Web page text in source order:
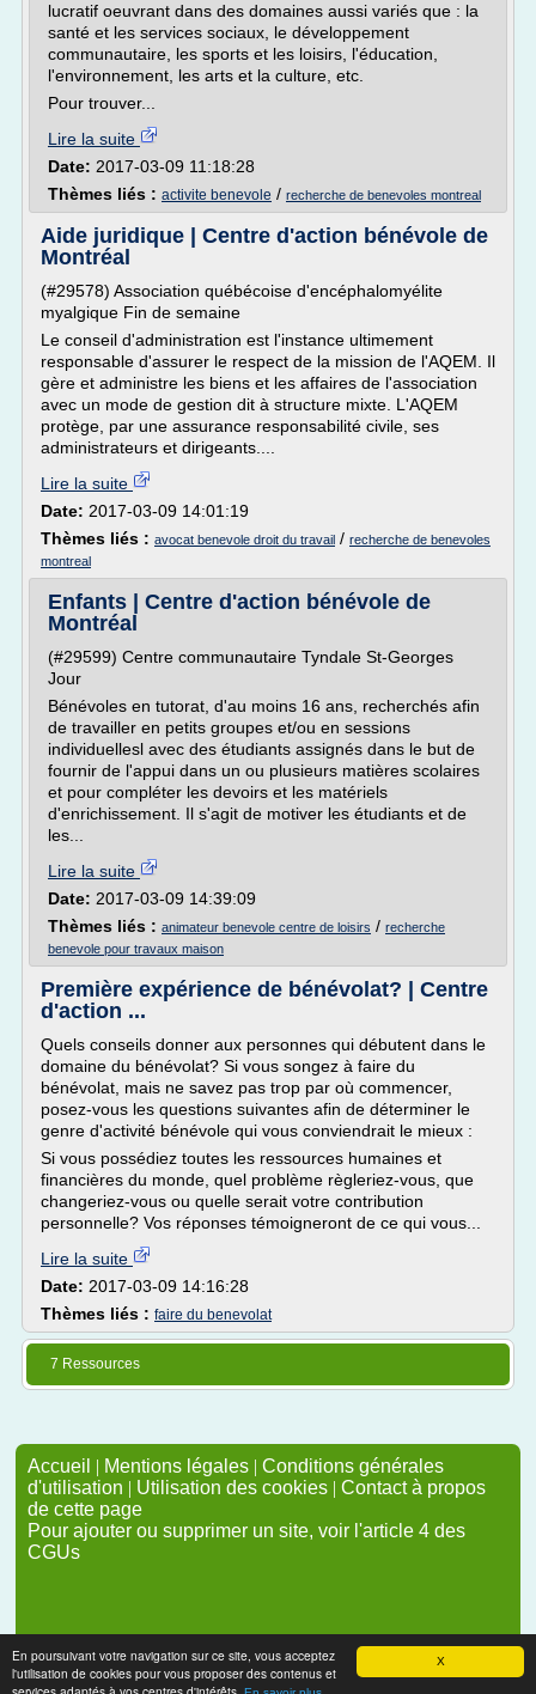
X
En poursuivant votre navigation sur ce site, vous acceptez
l'utilisation de cookies pour vous proposer des contenus et
lucratif oeuvrant dans des domaines aussi variés que : la
santé et les services sociaux, le développement
communautaire, les sports et les loisirs, l'éducation,
l'environnement, les arts et la culture, etc.
Pour trouver...
Lire la suite
Date: 2017-03-09 11:18:28
Thèmes liés : activite benevole / recherche de benevoles montreal
Aide juridique | Centre d'action bénévole de
Montréal
(#29578) Association québécoise d'encéphalomyélite
myalgique Fin de semaine
Le conseil d'administration est l'instance ultimement
responsable d'assurer le respect de la mission de l'AQEM. Il
gère et administre les biens et les affaires de l'association
avec un mode de gestion dit à structure mixte. L'AQEM
protège, par une assurance responsabilité civile, ses
administrateurs et dirigeants....
Lire la suite
Date: 2017-03-09 14:01:19
Thèmes liés : avocat benevole droit du travail / recherche de benevoles
montreal
Enfants | Centre d'action bénévole de
Montréal
(#29599) Centre communautaire Tyndale St-Georges
Jour
Bénévoles en tutorat, d'au moins 16 ans, recherchés afin
de travailler en petits groupes et/ou en sessions
individuellesl avec des étudiants assignés dans le but de
fournir de l'appui dans un ou plusieurs matières scolaires
et pour compléter les devoirs et les matériels
d'enrichissement. Il s'agit de motiver les étudiants et de
les...
Lire la suite
Date: 2017-03-09 14:39:09
Thèmes liés : animateur benevole centre de loisirs / recherche
benevole pour travaux maison
Première expérience de bénévolat? | Centre
d'action ...
Quels conseils donner aux personnes qui débutent dans le
domaine du bénévolat? Si vous songez à faire du
bénévolat, mais ne savez pas trop par où commencer,
posez-vous les questions suivantes afin de déterminer le
genre d'activité bénévole qui vous conviendrait le mieux :
Si vous possédiez toutes les ressources humaines et
financières du monde, quel problème règleriez-vous, que
changeriez-vous ou quelle serait votre contribution
personnelle? Vos réponses témoigneront de ce qui vous...
Lire la suite
Date: 2017-03-09 14:16:28
Thèmes liés : faire du benevolat
7 Ressources
Accueil | Mentions légales | Conditions générales
d'utilisation | Utilisation des cookies | Contact à propos
de cette page
Pour ajouter ou supprimer un site, voir l'article 4 des
CGUs